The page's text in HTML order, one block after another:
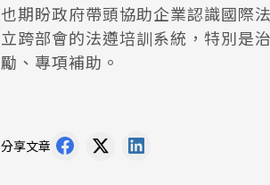
也期盼政府帶頭協助企業認識國際
立跨部會的法遵培訓系統，特別是
勵、專項補助。
分享文章